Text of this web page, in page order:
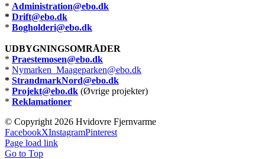
* Administration@ebo.dk
* Drift@ebo.dk
* Bogholderi@ebo.dk
UDBYGNINGSOMRÅDER
* Praestemosen@ebo.dk
* Nymarken_Maageparken@ebo.dk
* StrandmarkNord@ebo.dk
* Projekt@ebo.dk (Øvrige projekter)
* Reklamationer
© Copyright 2026 Hvidovre Fjernvarme
FacebookXInstagramPinterest
Page load link
Go to Top